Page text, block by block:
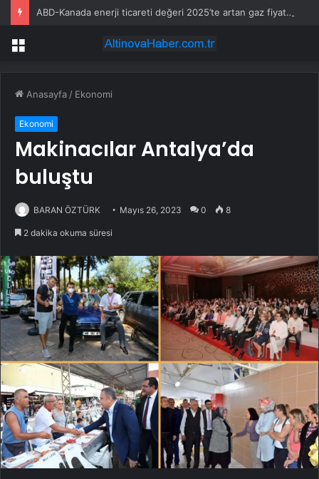
ABD-Kanada enerji ticareti değeri 2025’te artan gaz fiyatlarıyla yükseldi
Menü
Anasayfa / Ekonomi
Ekonomi
Makinacılar Antalya’da
buluştu
BARAN ÖZTÜRK Mayıs 26, 2023 0 8
2 dakika okuma süresi